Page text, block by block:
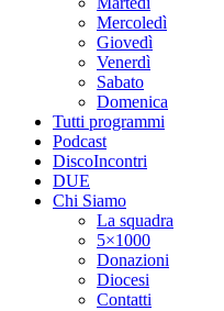
Mercoledì
Giovedì
Venerdì
Sabato
Domenica
Tutti programmi
Podcast
DiscoIncontri
DUE
Chi Siamo
La squadra
5×1000
Donazioni
Diocesi
Contatti